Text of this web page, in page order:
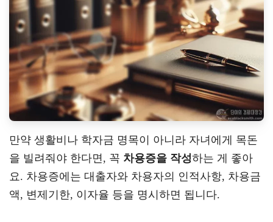
만약 생활비나 학자금 명목이 아니라 자녀에게 목돈
을 빌려줘야 한다면, 꼭 차용증을 작성하는 게 좋아
요. 차용증에는 대출자와 차용자의 인적사항, 차용금
액, 변제기한, 이자율 등을 명시하면 됩니다.